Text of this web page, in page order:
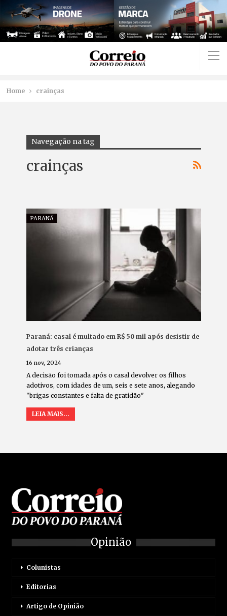
Home crainças
Navegação na tag
crainças
PARANÁ
Paraná: casal é multado em R$ 50 mil após desistir de
adotar três crianças
16 nov, 2024
A decisão foi tomada após o casal devolver os filhos
adotivos, com idades de um, seis e sete anos, alegando
"brigas constantes e falta de gratidão"
LEIA MAIS...
Opinião
Colunistas
Editorias
Artigo de Opinião